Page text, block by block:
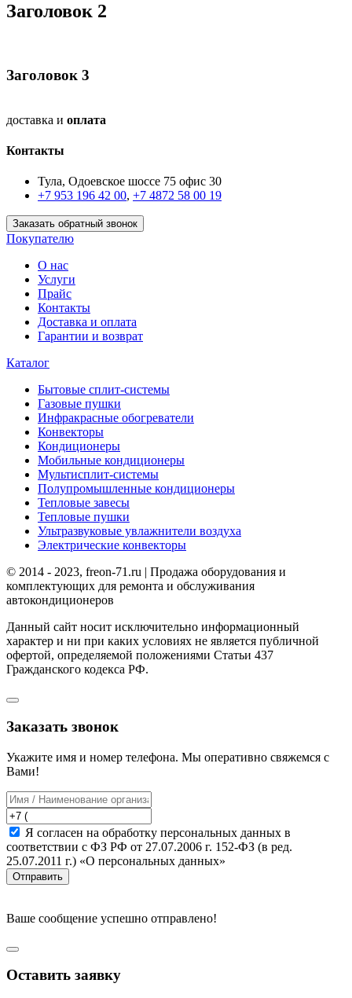
Заголовок 2
Заголовок 3
доставка и оплата
Контакты
Тула, Одоевское шоссе 75 офис 30
+7 953 196 42 00, +7 4872 58 00 19
Заказать обратный звонок
Покупателю
О нас
Услуги
Прайс
Контакты
Доставка и оплата
Гарантии и возврат
Каталог
Бытовые сплит-системы
Газовые пушки
Инфракрасные обогреватели
Конвекторы
Кондиционеры
Мобильные кондиционеры
Мультисплит-системы
Полупромышленные кондиционеры
Тепловые завесы
Тепловые пушки
Ультразвуковые увлажнители воздуха
Электрические конвекторы
© 2014 - 2023, freon-71.ru | Продажа оборудования и
комплектующих для ремонта и обслуживания
автокондиционеров
Данный сайт носит исключительно информационный
характер и ни при каких условиях не является публичной
офертой, определяемой положениями Статьи 437
Гражданского кодекса РФ.
Заказать звонок
Укажите имя и номер телефона. Мы оперативно свяжемся с
Вами!
Я согласен на обработку персональных данных в
соответствии с ФЗ РФ от 27.07.2006 г. 152-ФЗ (в ред.
25.07.2011 г.) «О персональных данных»
Отправить
Ваше сообщение успешно отправлено!
Оставить заявку